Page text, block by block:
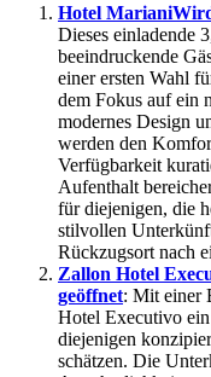
Hotel Mariani
Dieses einladende
beeindruckende
einer ersten Wahl
dem Fokus auf ein
modernes Design
werden den
Verfügbarkeit
Aufenthalt
für diejenigen, die
stilvollen
Rückzugsort nach
Zallon Hotel
geöffnet: Mit einer
Hotel Executivo
diejenigen
schätzen. Die